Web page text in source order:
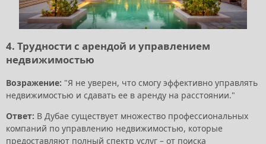
4. Трудности с арендой и управлением
недвижимостью
Возражение: "Я не уверен, что смогу эффективно управлять
недвижимостью и сдавать ее в аренду на расстоянии."
Ответ: В Дубае существует множество профессиональных
компаний по управлению недвижимостью, которые
предоставляют полный спектр услуг – от поиска